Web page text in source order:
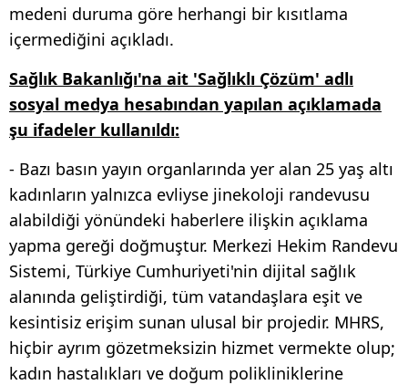
medeni duruma göre herhangi bir kısıtlama
içermediğini açıkladı.
Sağlık Bakanlığı'na ait 'Sağlıklı Çözüm' adlı
sosyal medya hesabından yapılan açıklamada
şu ifadeler kullanıldı:
- Bazı basın yayın organlarında yer alan 25 yaş altı
kadınların yalnızca evliyse jinekoloji randevusu
alabildiği yönündeki haberlere ilişkin açıklama
yapma gereği doğmuştur. Merkezi Hekim Randevu
Sistemi, Türkiye Cumhuriyeti'nin dijital sağlık
alanında geliştirdiği, tüm vatandaşlara eşit ve
kesintisiz erişim sunan ulusal bir projedir. MHRS,
hiçbir ayrım gözetmeksizin hizmet vermekte olup;
kadın hastalıkları ve doğum polikliniklerine